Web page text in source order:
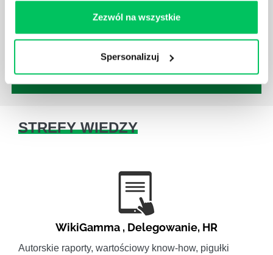
Zezwól na wszystkie
Spersonalizuj
danej firmie zasad nie tylko pod względem jakości
wykonywanej pracy, ale również bezpieczeństwa.
STREFY WIEDZY
WikiGamma , Delegowanie, HR
Autorskie raporty, wartościowy know-how, pigułki